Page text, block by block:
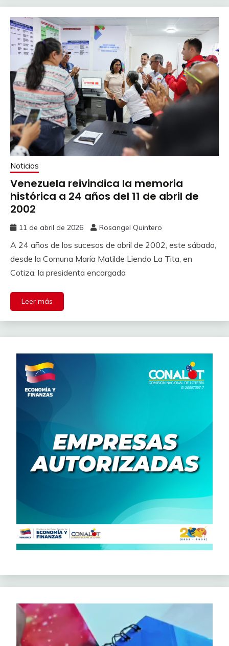
Noticias
Venezuela reivindica la memoria
histórica a 24 años del 11 de abril de
2002
11 de abril de 2026 Rosangel Quintero
A 24 años de los sucesos de abril de 2002, este sábado,
desde la Comuna María Matilde Liendo La Tita, en
Cotiza, la presidenta encargada
Leer más